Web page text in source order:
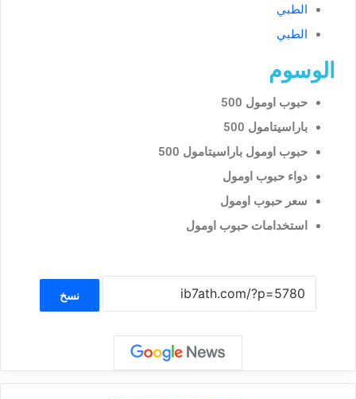
الطبي
الطبي
الوسوم
حبوب اومول 500
باراسيتامول 500
حبوب اومول باراسيتامول 500
دواء حبوب اومول
سعر حبوب اومول
استخدامات حبوب اومول
نسخ